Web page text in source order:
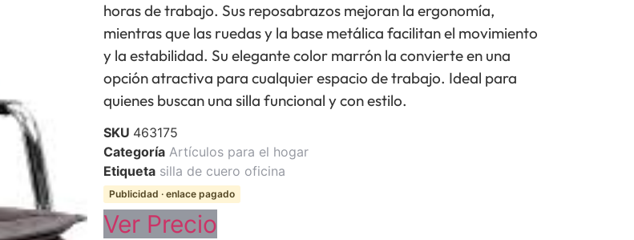
horas de trabajo. Sus reposabrazos mejoran la ergonomía,
mientras que las ruedas y la base metálica facilitan el movimiento
y la estabilidad. Su elegante color marrón la convierte en una
opción atractiva para cualquier espacio de trabajo. Ideal para
quienes buscan una silla funcional y con estilo.
SKU 463175
Categoría Artículos para el hogar
Etiqueta silla de cuero oficina
Publicidad · enlace pagado
Ver Precio